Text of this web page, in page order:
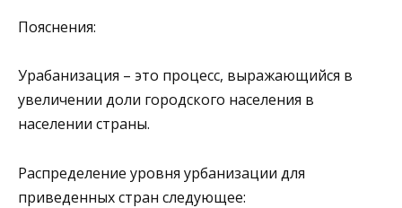
Пояснения:
Урабанизация – это процесс, выражающийся в
увеличении доли городского населения в
населении страны.
Распределение уровня урбанизации для
приведенных стран следующее: